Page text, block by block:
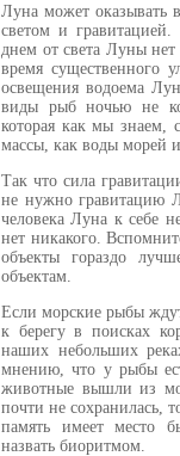
Луна может оказывать
светом и
днем от света Луны
время существенного
освещения водоема
виды рыб ночью не
которая как мы знаем,
массы, как воды морей
Так что сила
не нужно гравитацию
человека Луна к себе
нет никакого.
объекты гораздо
объектам.
Если морские рыбы
к берегу в поисках
наших небольших
мнению, что у рыбы
животные вышли из
почти не сохранилась,
память имеет место
назвать биоритмом.